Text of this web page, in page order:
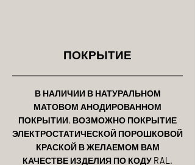
ПОКРЫТИЕ
В НАЛИЧИИ В НАТУРАЛЬНОМ
МАТОВОМ АНОДИРОВАННОМ
ПОКРЫТИИ, ВОЗМОЖНО ПОКРЫТИЕ
ЭЛЕКТРОСТАТИЧЕСКОЙ ПОРОШКОВОЙ
КРАСКОЙ В ЖЕЛАЕМОМ ВАМ
КАЧЕСТВЕ ИЗДЕЛИЯ ПО КОДУ RAL.